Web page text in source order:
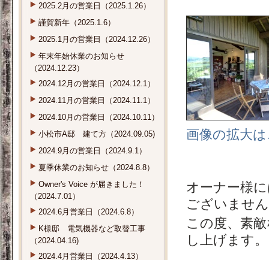
2025.2月の営業日（2025.1.26）
謹賀新年（2025.1.6）
2025.1月の営業日（2024.12.26）
年末年始休業のお知らせ
（2024.12.23）
2024.12月の営業日（2024.12.1）
2024.11月の営業日（2024.11.1）
2024.10月の営業日（2024.10.11）
小松市A邸 建て方（2024.09.05)
2024.9月の営業日（2024.9.1）
夏季休業のお知らせ（2024.8.8）
Owner's Voice が届きました！
（2024.7.01）
2024.6月営業日（2024.6.8）
K様邸 電気機器など取替工事
（2024.04.16)
2024.4月営業日（2024.4.13）
画像の拡大
オーナー様
ございませ
この度、素
し上げます。